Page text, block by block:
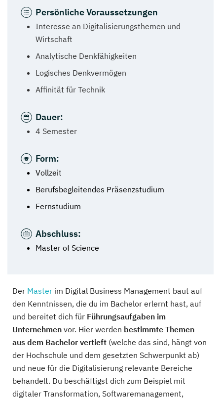
Persönliche Voraussetzungen
Interesse an Digitalisierungsthemen und
Wirtschaft
Analytische Denkfähigkeiten
Logisches Denkvermögen
Affinität für Technik
Dauer:
4 Semester
Form:
Vollzeit
Berufsbegleitendes Präsenzstudium
Fernstudium
Abschluss:
Master of Science
Der Master im Digital Business Management baut auf
den Kenntnissen, die du im Bachelor erlernt hast, auf
und bereitet dich für Führungsaufgaben im
Unternehmen vor. Hier werden bestimmte Themen
aus dem Bachelor vertieft (welche das sind, hängt von
der Hochschule und dem gesetzten Schwerpunkt ab)
und neue für die Digitalisierung relevante Bereiche
behandelt. Du beschäftigst dich zum Beispiel mit
digitaler Transformation, Softwaremanagement,